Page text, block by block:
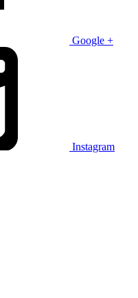
Google +
Instagram